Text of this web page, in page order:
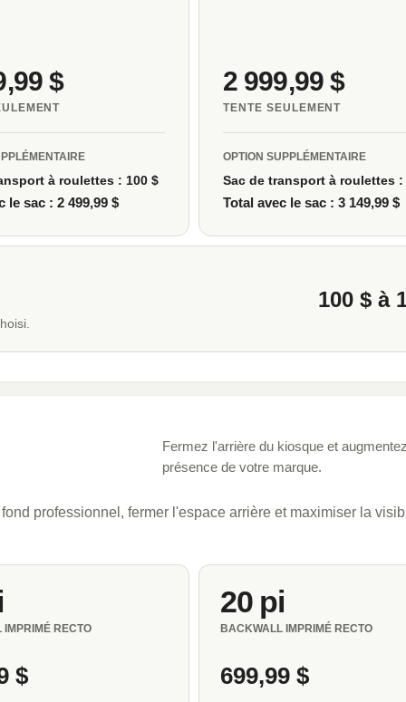
$
à roulettes : 100 $
le sac : 2 499,99 $
2 999,99 $
TENTE SEULEMENT
OPTION SUPPLÉMENTAIRE
Sac de transport à roulettes :
Total avec le sac : 3 149,99 $
100 $ à
Fermez l'arrière du kiosque et
présence de votre marque.
professionnel, fermer l'espace arrière et maximiser la
RECTO
$
20 pi
BACKWALL IMPRIMÉ RECTO
699,99 $